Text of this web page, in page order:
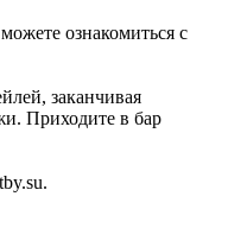
ознакомиться с
заканчивая
Приходите в бар